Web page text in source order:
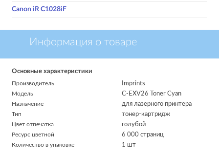
Canon iR C1028iF
Информация о товаре
Основные характеристики
Imprints
Производитель
C-EXV26 Toner Cyan
Модель
для лазерного принтера
Назначение
тонер-картридж
Тип
голубой
Цвет отпечатка
6 000 страниц
Ресурс цветной
1 шт
Количество в упаковке